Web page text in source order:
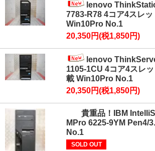
lenovo
7783-R78 4コア4スレ
Win10Pro No.1
20,350円(税1,850円)
lenovo
1105-1CU 4コア4スレ
載 Win10Pro No.1
20,350円(税1,850円)
貴重品！IBM
MPro 6225-9YM Pen4/
No.1
SOLD OUT